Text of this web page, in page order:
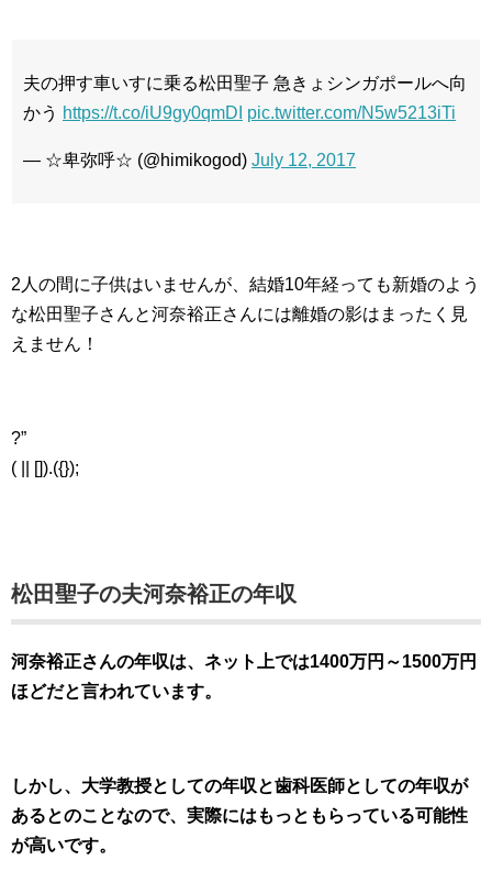
夫の押す車いすに乗る松田聖子 急きょシンガポールへ向
かう https://t.co/iU9gy0qmDI pic.twitter.com/N5w5213iTi
— ☆卑弥呼☆ (@himikogod) July 12, 2017
2人の間に子供はいませんが、結婚10年経っても新婚のよう
な松田聖子さんと河奈裕正さんには離婚の影はまったく見
えません！
?”
( || []).({});
松田聖子の夫河奈裕正の年収
河奈裕正さんの年収は、ネット上では1400万円～1500万円
ほどだと言われています。
しかし、大学教授としての年収と歯科医師としての年収が
あるとのことなので、実際にはもっともらっている可能性
が高いです。